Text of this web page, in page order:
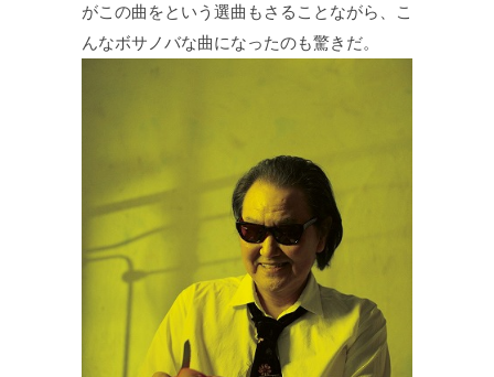
がこの曲をという選曲もさることながら、こ
んなボサノバな曲になったのも驚きだ。